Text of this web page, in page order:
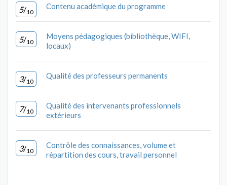
5/10
Contenu académique du programme
5/10
Moyens pédagogiques (bibliothèque, WIFI,
locaux)
3/10
Qualité des professeurs permanents
7/10
Qualité des intervenants professionnels
extérieurs
3/10
Contrôle des connaissances, volume et
répartition des cours, travail personnel